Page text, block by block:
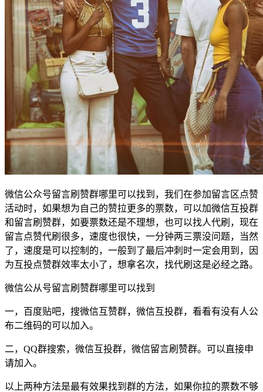
微信公众号留言刷赞群哪里可以找到，我们在参加留言区点赞
活动时，如果想为自己的赞拉更多的票数，可以加微信互投群
和留言刷赞群，如要票数还是不理想，也可以找人代刷，现在
留言点赞代刷很多，速度也很快，一分钟两三票没问题，当然
了，速度是可以控制的，一般到了最后冲刺时一定会用到，因
为互投点赞群效率太小了，想拿名次，找代刷这是必经之路。
微信公从号留言刷赞群哪里可以找到
一，百度贴吧，搜微信互赞群，微信互投群，看看有没有人公
布二维码的可以加入。
二，QQ群搜索，微信互投群，微信留言刷赞群。可以直接申
请加入。
以上两种方法是最有效果找到群的方法，如果你拉的票数不够